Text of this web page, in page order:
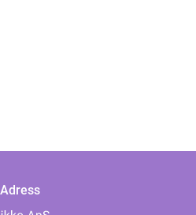
Adress